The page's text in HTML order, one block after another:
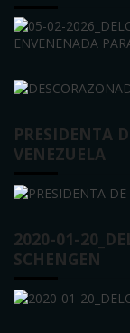
PRESIDENTA
VENEZUELA
2020-01-
SCHENGEN